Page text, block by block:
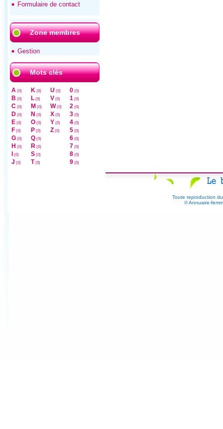
Formulaire de contact
Zone membres
Gestion
Mots clés
A (0)
B (0)
C (0)
D (0)
E (0)
F (0)
G (0)
H (0)
(0)
J (0)
K (0)
L (0)
M (0)
N (0)
O (0)
P (0)
Q (0)
R (0)
S (0)
T (0)
U (0)
V (0)
W (0)
X (0)
Y (0)
Z (0)
0 (0)
1 (0)
2 (0)
3 (0)
4 (0)
5 (0)
6 (0)
7 (0)
8 (0)
9 (0)
Toute reproduction
© Annuaire-